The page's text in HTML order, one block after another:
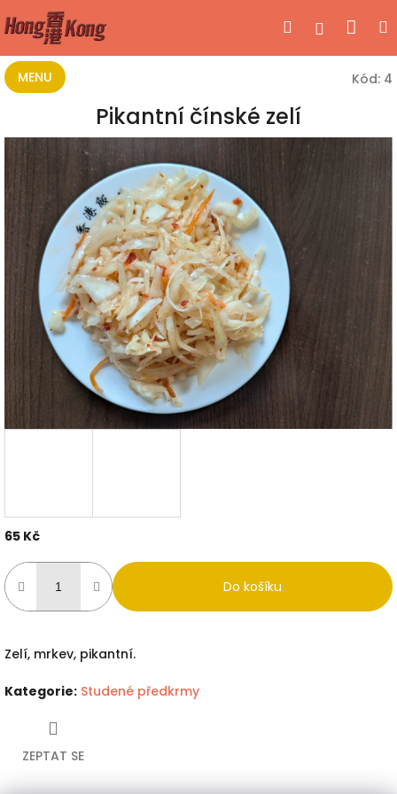
na
obsah
Hledat
MENU Kód: 4
Pikantní čínské zelí
65 Kč
cena:
Do košíku
Zelí, mrkev, pikantní.
Kategorie: Studené předkrmy
ZEPTAT SE